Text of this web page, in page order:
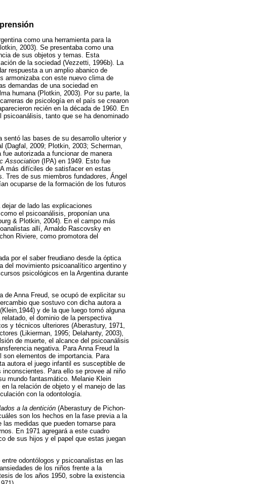
como una herramienta para la
2003). Se presentaba como una
de sus objetos y temas. Esta
de la sociedad (Vezzetti, 1996b). La
respuesta a un amplio abanico de
armonizaba con este nuevo clima de
demandas de una sociedad en
humana (Plotkin, 2003). Por su parte, la
de psicología en el país se crearon
recién en la década de 1960. En
tanto que se ha denominado
sentó las bases de su desarrollo ulterior y
2009; Plotkin, 2003; Scherman,
autorizada a funcionar de manera
Association (IPA) en 1949. Esto fue
más difíciles de satisfacer en estas
Tres de sus miembros fundadores, Ángel
ocuparse de la formación de los futuros
de lado las explicaciones
el psicoanálisis, proponían una
& Plotkin, 2004). En el campo más
allí, Arnaldo Rascovsky en
Riviere, como promotora del
por el saber freudiano desde la óptica
del movimiento psicoanalítico argentino y
psicológicos en la Argentina durante
de Anna Freud, se ocupó de explicitar su
que sostuvo con dicha autora a
(Klein,1944) y de la que luego tomó alguna
el dominio de la perspectiva
y técnicos ulteriores (Aberastury, 1971,
(Likierman, 1995; Delahanty, 2003),
de muerte, el alcance del psicoanálisis
negativa. Para Anna Freud la
elementos de importancia. Para
autora el juego infantil es susceptible de
Para ello se provee al niño
mundo fantasmático. Melanie Klein
la relación de objeto y el manejo de las
con la odontología.
a la dentición (Aberastury de Pichon-
son los hechos en la fase previa a la
medidas que pueden tomarse para
En 1971 agregará a este cuadro
de sus hijos y el papel que estas juegan
odontólogos y psicoanalistas en las
de los niños frente a la
de los años 1950, sobre la existencia